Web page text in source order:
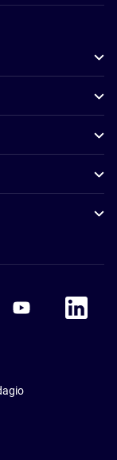
Accor Youtube
Accor